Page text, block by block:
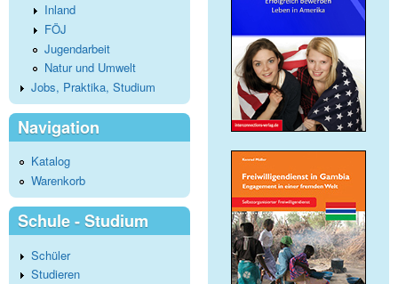
Inland
FÖJ
Jugendarbeit
Natur und Umwelt
Jobs, Praktika, Studium
Navigation
Katalog
Warenkorb
Schule - Studium
Schüler
Studieren